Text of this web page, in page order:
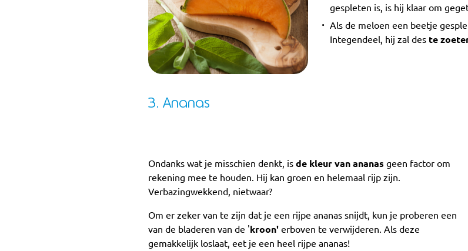
gespleten is, is hij klaar om
Als de meloen een beetje
Integendeel, hij zal des te
3. Ananas
Ondanks wat je misschien denkt, is de kleur van ananas geen factor om
rekening mee te houden. Hij kan groen en helemaal rijp zijn.
Verbazingwekkend, nietwaar?
Om er zeker van te zijn dat je een rijpe ananas snijdt, kun je proberen een
van de bladeren van de 'kroon' erboven te verwijderen. Als deze
gemakkelijk loslaat, eet je een heel rijpe ananas!